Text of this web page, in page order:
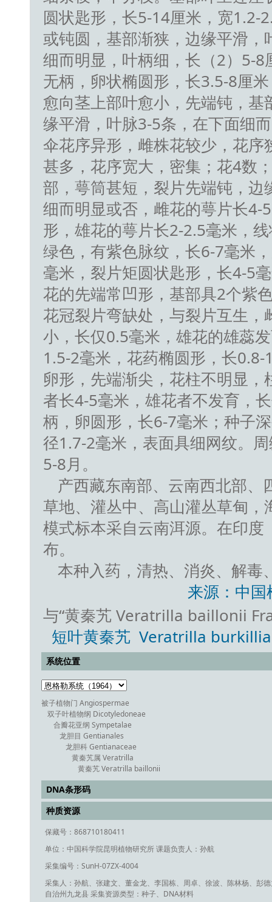
圆状匙形，长5-14厘米，宽1.2-
或钝圆，基部渐狭，边缘平滑，
细而明显，叶柄细，长（2）5-8
无柄，卵状椭圆形，长3.5-8厘
愈向茎上部叶愈小，先端钝，基
缘平滑，叶脉3-5条，在下面细
伞花序异形，雌株花较少，花序
甚多，花序宽大，密集；花4数
部，萼筒甚短，裂片先端钝，边
细而明显或否，雌花的萼片长4-
形，雄花的萼片长2-2.5毫米，
绿色，有紫色脉纹，长6-7毫米
毫米，裂片矩圆状匙形，长4-5
花的先端常凹形，基部具2个紫
花冠裂片弯缺处，与裂片互生，
小，长仅0.5毫米，雄花的雄蕊
1.5-2毫米，花药椭圆形，长
卵形，先端渐尖，花柱不明显，
者长4-5毫米，雄花者不发育，
柄，卵圆形，长6-7毫米；种子
径1.7-2毫米，表面具细网纹。
5-8月。
产西藏东南部、云南西北部、
草地、灌丛中、高山灌丛草甸
模式标本采自云南洱源。在印度
布。
本种入药，清热、消炎、解毒
来源：中
与“黄秦艽 Veratrilla baillonii
短叶黄秦艽 Veratrilla
系统位置
被子植物门 Angiospermae
双子叶植物纲 Dicotyledoneae
合瓣花亚纲 Sympetalae
龙胆目 Gentianales
龙胆科 Gentianaceae
黄秦艽属 Veratrilla
黄秦艽 Veratrilla baillonii
DNA条形码
种质资源
保藏号：868710180411
单位：中国科学院昆明植物研究所 课题负责人：孙航
采集编号：SunH-07ZX-4004
采集人：孙航、张建文、董金龙、李国栋、周卓、徐波、陈林杨、彭
自治州九龙县 采集资源类型：种子、DNA材料